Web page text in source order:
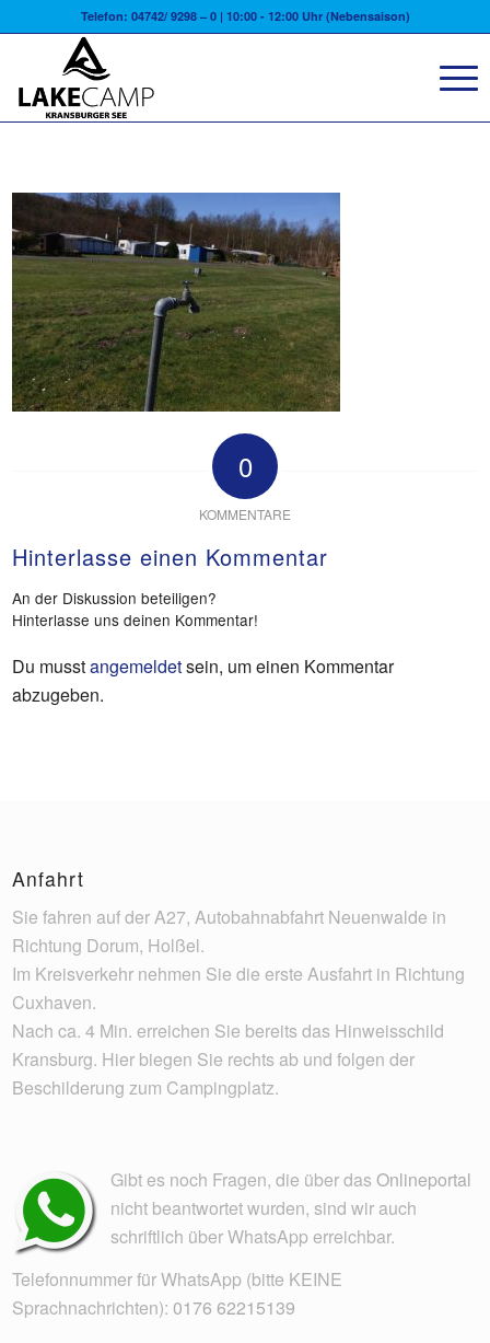
Telefon: 04742/ 9298 – 0 | 10:00 - 12:00 Uhr (Nebensaison)
0
KOMMENTARE
Hinterlasse einen Kommentar
An der Diskussion beteiligen?
Hinterlasse uns deinen Kommentar!
Du musstangemeldetsein, um einen Kommentar
abzugeben.
Anfahrt
Sie fahren auf der A27, Autobahnabfahrt Neuenwalde in
Richtung Dorum, Holßel.
Im Kreisverkehr nehmen Sie die erste Ausfahrt in Richtung
Cuxhaven.
Nach ca. 4 Min. erreichen Sie bereits das Hinweisschild
Kransburg. Hier biegen Sie rechts ab und folgen der
Beschilderung zum Campingplatz.
Gibt es noch Fragen, die über dasOnlineportal
nicht beantwortet wurden, sind wir auch
schriftlich über WhatsApp erreichbar.
Telefonnummer für WhatsApp (bitte KEINE
Sprachnachrichten): 0176 62215139